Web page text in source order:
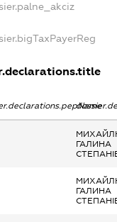
ГАЛИНА
ГАЛИНА